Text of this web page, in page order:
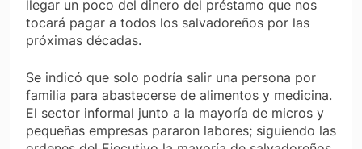
llegar un poco del dinero del préstamo que nos
tocará pagar a todos los salvadoreños por las
próximas décadas.
Se indicó que solo podría salir una persona por
familia para abastecerse de alimentos y medicina.
El sector informal junto a la mayoría de micros y
pequeñas empresas pararon labores; siguiendo las